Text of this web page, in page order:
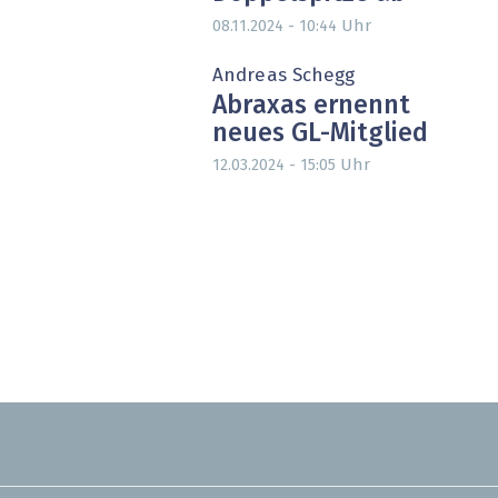
08.11.2024 - 10:44 Uhr
Andreas Schegg
Abraxas ernennt
neues GL-Mitglied
12.03.2024 - 15:05 Uhr